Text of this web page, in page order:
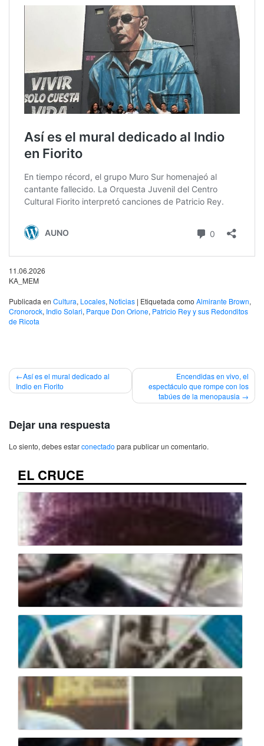
11.06.2026
KA_MEM
Publicada en Cultura, Locales, Noticias | Etiquetada como Almirante Brown,
Cronorock, Indio Solari, Parque Don Orione, Patricio Rey y sus Redonditos
de Ricota
Navegación
de
Así es el mural dedicado al
Indio en Fiorito
Encendidas en vivo, el
espectáculo que rompe con los
tabúes de la menopausia
Dejar una respuesta
Lo siento, debes estarconectado para publicar un comentario.
EL CRUCE